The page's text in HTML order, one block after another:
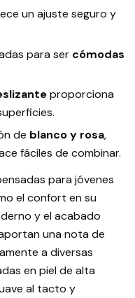
un ajuste seguro y
para ser cómodas
proporciona
de blanco y rosa,
fáciles de combinar.
para jóvenes
el confort en su
y el acabado
una nota de
a diversas
en piel de alta
al tacto y